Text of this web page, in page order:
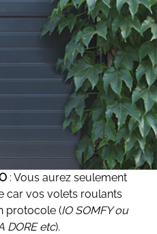
: Vous aurez seulement
car vos volets roulants
protocole (IO SOMFY ou
DORE etc).